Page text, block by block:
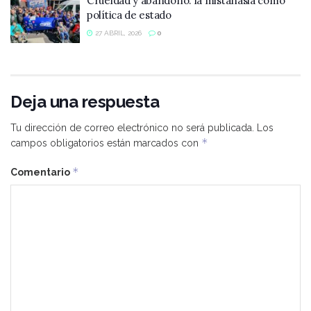
política de estado
27 ABRIL, 2026 0
Deja una respuesta
Tu dirección de correo electrónico no será publicada. Los
campos obligatorios están marcados con *
Comentario *